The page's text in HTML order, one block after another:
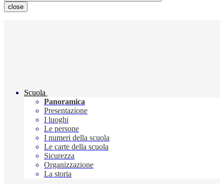
close
Scuola
Panoramica
Presentazione
I luoghi
Le persone
I numeri della scuola
Le carte della scuola
Sicurezza
Organizzazione
La storia